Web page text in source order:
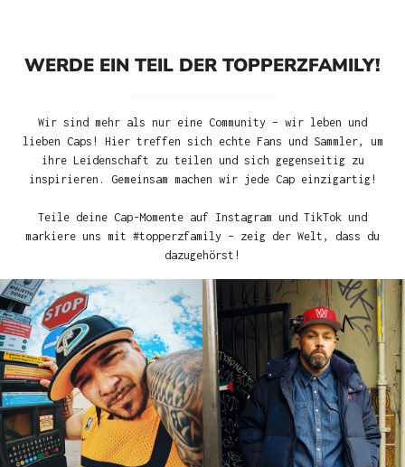
WERDE EIN TEIL DER TOPPERZFAMILY!
Wir sind mehr als nur eine Community – wir leben und
lieben Caps! Hier treffen sich echte Fans und Sammler, um
ihre Leidenschaft zu teilen und sich gegenseitig zu
inspirieren. Gemeinsam machen wir jede Cap einzigartig!
Teile deine Cap-Momente auf Instagram und TikTok und
markiere uns mit #topperzfamily – zeig der Welt, dass du
dazugehörst!